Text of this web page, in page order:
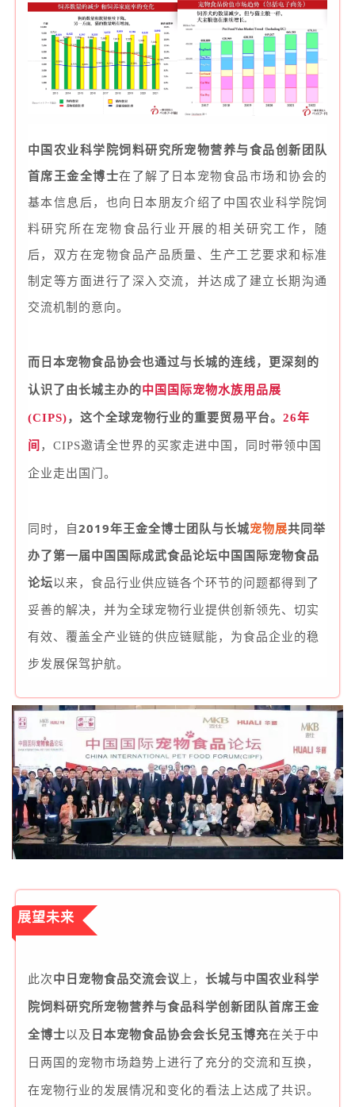
中国农业科学院饲料研究所宠物营养与食品创新团队
首席王金全博士在了解了日本宠物食品市场和协会的
基本信息后，也向日本朋友介绍了中国农业科学院饲
料研究所在宠物食品行业开展的相关研究工作，随
后，双方在宠物食品产品质量、生产工艺要求和标准
制定等方面进行了深入交流，并达成了建立长期沟通
交流机制的意向。
而日本宠物食品协会也通过与长城的连线，更深刻的
认识了由长城主办的中国国际宠物水族用品展
(CIPS)，这个全球宠物行业的重要贸易平台。 26年
间 ， CIPS邀请全世界的买家走进中国，同时带领中国
企业走出国门。
同时，自2019年王金全博士团队与长城宠物展共同举
办了第一届中国国际成武食品论坛中国国际宠物食品
论坛以来，食品行业供应链各个环节的问题都得到了
妥善的解决，并为全球宠物行业提供创新领先、切实
有效、覆盖全产业链的供应链赋能，为食品企业的稳
步发展保驾护航。
展望未来
此次中日宠物食品交流会议 上， 长城与中国农业科学
院饲料研究所宠物营养与食品科学创新团队首席王金
全博士以及 日本宠物食品协会会长兒玉博充在关于中
日两国的宠物市场趋势上进行了充分的交流和互换，
在宠物行业的发展情况和变化的看法上达成了共识。